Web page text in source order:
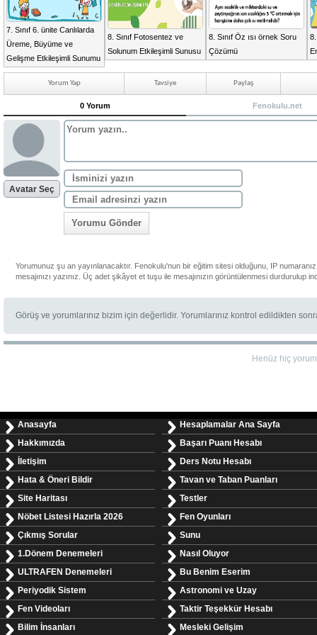
7. Sınıf 6. ünite Canlılarda
Üreme, Büyüme ve
Gelişme Etkileşimli Sunumu
8. Sınıf Fotosentez ve
Solunum Etkileşimli Sunusu
8. Sınıf Öz ısı örnek Soru
Çözümü
Yorum Yap Tavsiye Paylaş
0 Yorum Fenokulu.net
Avatar Seç
Yorumu Gönder
Yorumunuz şu an yayınlanacaktır. Fenokulu'nun bir eğitim sitesi olduğunu, IP
mesajınızı yazınız. Üç adet şikâyet et tuşu ile mesajınızın görüntülenmesi durdurulup
Görüş ve yorumlarınız bizim için değerlidir. Yorumlarınız kontrol edildikten
Henüz hiç yorum
Anasayfa
Hakkımızda
İletişim
Hata & Öneri Bildir
Site Haritası
Nöbet Listesi Hazırla 2026
Çıkmış Sorular
1.Dönem Denemeleri
ULTRAFEN Denemeleri
Periyodik Sistem
Fen Videoları
Bilim İnsanları
Hesaplamalar Ana Sayfa
Başarı Puanı Hesabı
Ders Notu Hesabı
Tavan ve Taban Puanları
Testler
Fen Oyunları
Sunu
Nasıl Oluyor
Bu Benim Eserim
Astronomi ve Uzay
Taktir Teşekkür Hesabı
Mesleki Gelişim